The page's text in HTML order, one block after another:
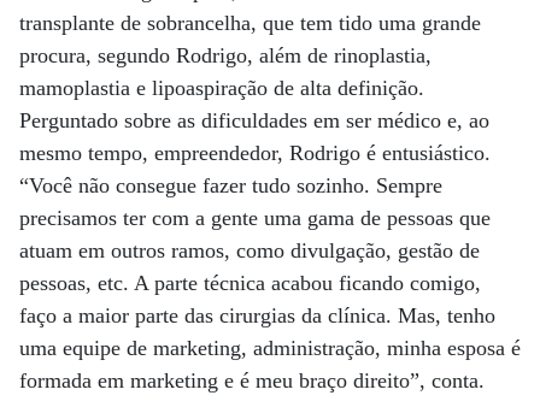
transplante de sobrancelha, que tem tido uma grande
procura, segundo Rodrigo, além de rinoplastia,
mamoplastia e lipoaspiração de alta definição.
Perguntado sobre as dificuldades em ser médico e, ao
mesmo tempo, empreendedor, Rodrigo é entusiástico.
“Você não consegue fazer tudo sozinho. Sempre
precisamos ter com a gente uma gama de pessoas que
atuam em outros ramos, como divulgação, gestão de
pessoas, etc. A parte técnica acabou ficando comigo,
faço a maior parte das cirurgias da clínica. Mas, tenho
uma equipe de marketing, administração, minha esposa é
formada em marketing e é meu braço direito”, conta.